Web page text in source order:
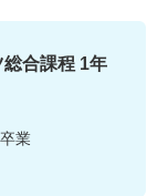
合課程 1年
業